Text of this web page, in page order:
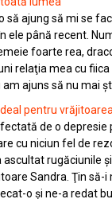
să ajung să mi se
ele până recent.
foarte rea,
relaţia mea cu
ajuns să nu mai
pentru
de o depresie
cu niciun fel de
ascultat rugăciunile
Sandra. Ţin să-
o şi ne-a redat